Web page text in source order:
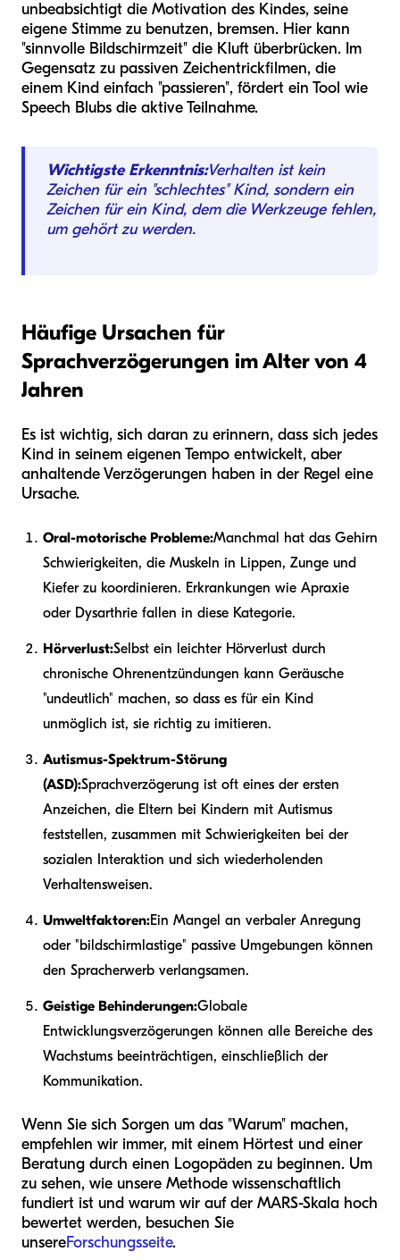
unbeabsichtigt die Motivation des Kindes, seine
eigene Stimme zu benutzen, bremsen. Hier kann
"sinnvolle Bildschirmzeit" die Kluft überbrücken. Im
Gegensatz zu passiven Zeichentrickfilmen, die
einem Kind einfach "passieren", fördert ein Tool wie
Speech Blubs die aktive Teilnahme.
Wichtigste Erkenntnis:Verhalten ist kein
Zeichen für ein "schlechtes" Kind, sondern ein
Zeichen für ein Kind, dem die Werkzeuge fehlen,
um gehört zu werden.
Häufige Ursachen für
Sprachverzögerungen im Alter von 4
Jahren
Es ist wichtig, sich daran zu erinnern, dass sich jedes
Kind in seinem eigenen Tempo entwickelt, aber
anhaltende Verzögerungen haben in der Regel eine
Ursache.
Oral-motorische Probleme:Manchmal hat das Gehirn
Schwierigkeiten, die Muskeln in Lippen, Zunge und
Kiefer zu koordinieren. Erkrankungen wie Apraxie
oder Dysarthrie fallen in diese Kategorie.
Hörverlust:Selbst ein leichter Hörverlust durch
chronische Ohrenentzündungen kann Geräusche
"undeutlich" machen, so dass es für ein Kind
unmöglich ist, sie richtig zu imitieren.
Autismus-Spektrum-Störung
(ASD):Sprachverzögerung ist oft eines der ersten
Anzeichen, die Eltern bei Kindern mit Autismus
feststellen, zusammen mit Schwierigkeiten bei der
sozialen Interaktion und sich wiederholenden
Verhaltensweisen.
Umweltfaktoren:Ein Mangel an verbaler Anregung
oder "bildschirmlastige" passive Umgebungen können
den Spracherwerb verlangsamen.
Geistige Behinderungen:Globale
Entwicklungsverzögerungen können alle Bereiche des
Wachstums beeinträchtigen, einschließlich der
Kommunikation.
Wenn Sie sich Sorgen um das "Warum" machen,
empfehlen wir immer, mit einem Hörtest und einer
Beratung durch einen Logopäden zu beginnen. Um
zu sehen, wie unsere Methode wissenschaftlich
fundiert ist und warum wir auf der MARS-Skala hoch
bewertet werden, besuchen Sie
unsereForschungsseite.